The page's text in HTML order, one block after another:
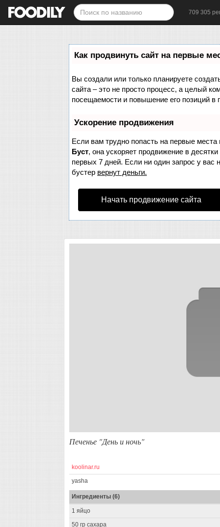
709 305
Как продвинуть сайт на первые
Вы создали или только планируете
сайта – это не просто процесс, а целый
посещаемости и повышение его позиций в
Ускорение продвижения
Если вам трудно попасть на первые места
Буст, она ускоряет продвижение в
первых 7 дней. Если ни один запрос у вас
бустер вернут деньги.
Начать продвижение сайта
Печенье "День и ночь"
koolinar.ru
yasha
Ингредиенты (6)
1 яйцо
50 гр сахара